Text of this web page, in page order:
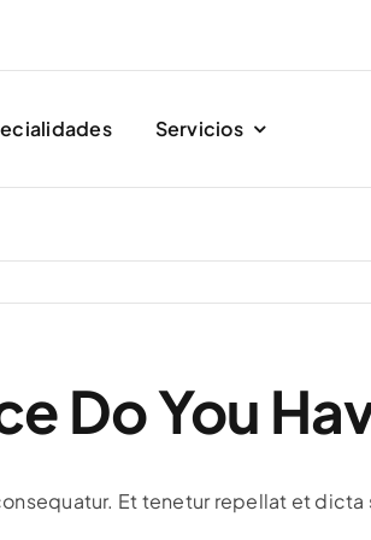
Servicios
Do You
Et tenetur repellat et